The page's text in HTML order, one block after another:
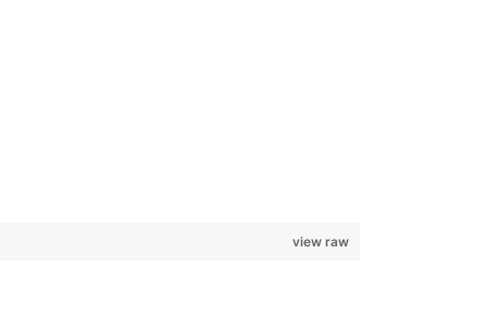
view raw